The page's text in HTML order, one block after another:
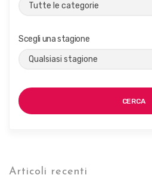
Scegli una stagione
CERCA
Articoli recenti